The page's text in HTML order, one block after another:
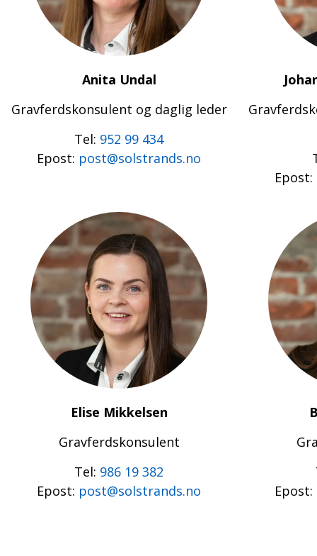
Anita Undal
Gravferdskonsulent og daglig leder
Tel: 952 99 434
Epost: post@solstrands.no
Epost:
Elise Mikkelsen
Gravferdskonsulent
Tel: 986 19 382
Epost: post@solstrands.no
Epost: